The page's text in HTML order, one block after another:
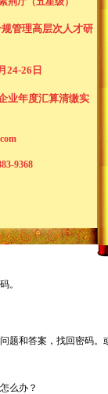
：《新政落地背景下企
。
和答案，找回密码
么办？
管理高层次人才研
24-26日
业年度汇算清缴实
9368